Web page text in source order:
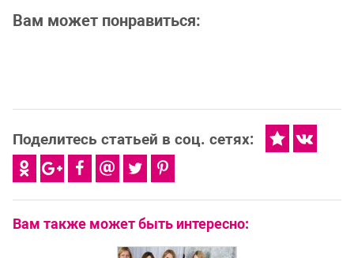
Вам может понравиться:
Поделитесь статьей в соц. сетях:
Вам также может быть интересно: